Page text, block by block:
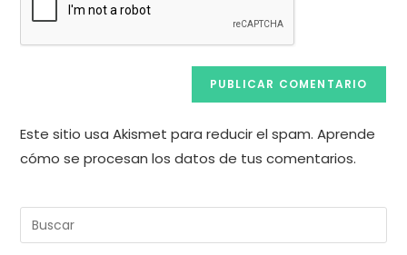
Este sitio usa Akismet para reducir el spam.Aprende
cómo se procesan los datos de tus comentarios.